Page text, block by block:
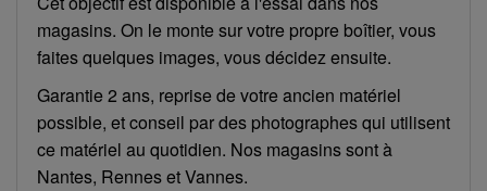
magasins. On le monte sur votre propre boîtier, vous
faites quelques images, vous décidez ensuite.
Garantie 2 ans, reprise de votre ancien matériel
possible, et conseil par des photographes qui utilisent
ce matériel au quotidien. Nos magasins sont à
Nantes, Rennes et Vannes.